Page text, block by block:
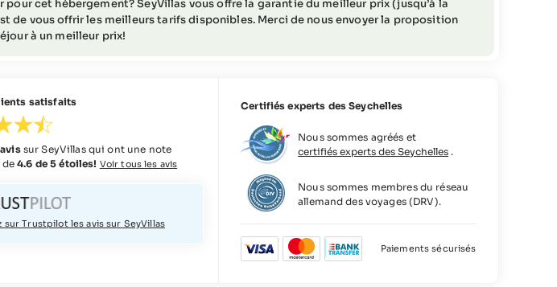
35-7 jours avant l'arrivée = frais d'annulation
correspondant à 80% du coût total
pour cet hébergement? SeyVillas vous offre la garantie du meilleur prix (jusqu’à la
de vous offrir les meilleurs tarifs disponibles. Merci de nous envoyer la proposition
à un meilleur prix!
satisfaits
sur SeyVillas qui ont une note
de4.6 de 5 étoiles! Voir tous les avis
sur Trustpilot les avis sur SeyVillas
Certifiés experts des Seychelles
Nous sommes agréés et
certifiés experts des Seychelles .
Nous sommes membres du réseau
allemand des voyages (DRV).
Paiements sécurisés